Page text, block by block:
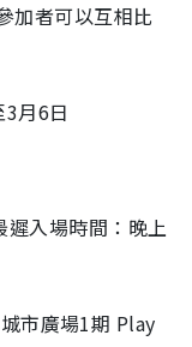
加者可以互相比
月6日
入場時間：晚上
市廣場1期 Play